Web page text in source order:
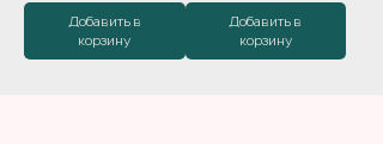
Добавить в
корзину
Добавить в
корзину